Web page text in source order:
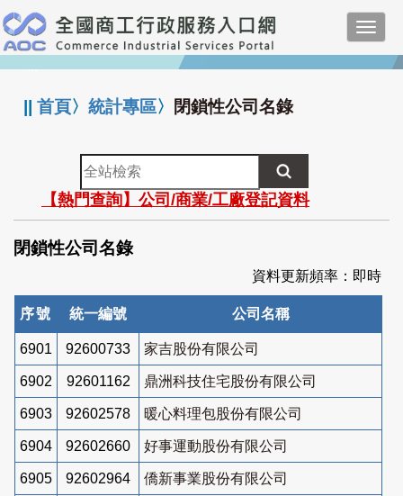
跳
到
主
要
:::
||首頁〉統計專區〉 閉鎖性公司名錄
全
站
檢
索
【熱門查詢】公司/商業/工廠登記資料
閉鎖性公司名錄
資料更新頻率：即時
序號 統一編號 公司名稱
6901 92600733 家吉股份有限公司
6902 92601162 鼎洲科技住宅股份有限公司
6903 92602578 暖心料理包股份有限公司
6904 92602660 好事運動股份有限公司
6905 92602964 僑新事業股份有限公司